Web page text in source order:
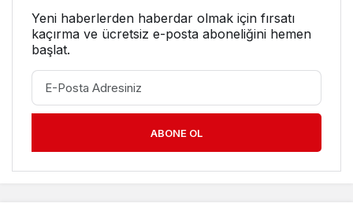
Yeni haberlerden haberdar olmak için fırsatı
kaçırma ve ücretsiz e-posta aboneliğini hemen
başlat.
ABONE OL